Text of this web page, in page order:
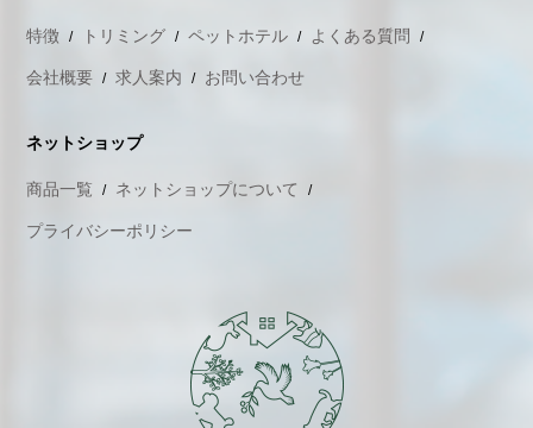
特徴 トリミング ペットホテル よくある質問
会社概要 求人案内 お問い合わせ
ネットショップ
商品一覧 ネットショップについて
プライバシーポリシー